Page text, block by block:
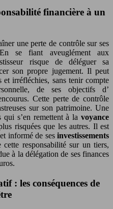
financière à un
une perte de contrôle sur ses
se fiant aveuglément aux
risque de déléguer sa
son propre jugement. Il peut
et irréfléchies, sans tenir compte
de ses objectifs d’
Cette perte de contrôle
sur son patrimoine. Une
qui s’en remettent à la voyance
risquées que les autres. Il est
informé de ses investissements
responsabilité sur un tiers,
à la délégation de ses finances
: les conséquences de